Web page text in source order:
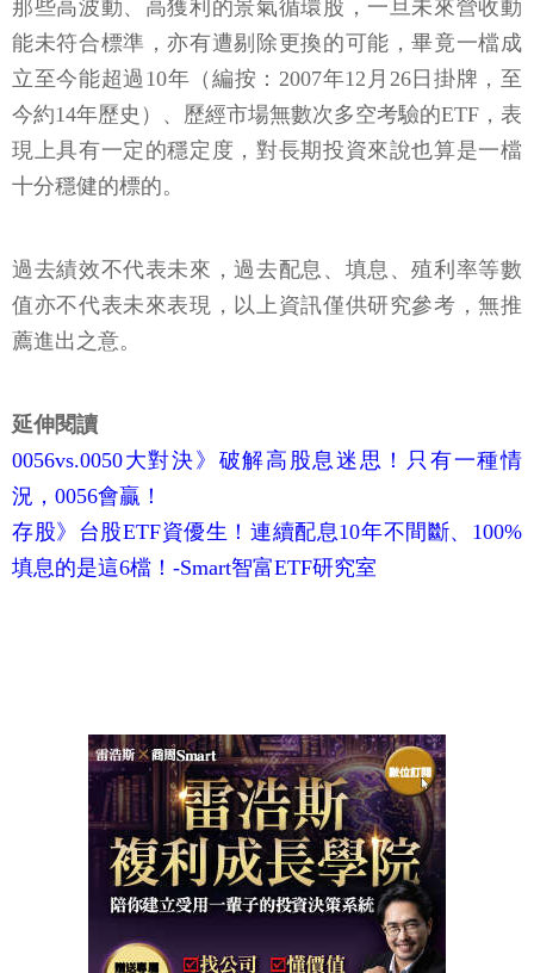
那些高波動、高獲利的景氣循環股，一旦未來營收動
能未符合標準，亦有遭剔除更換的可能，畢竟一檔成
立至今能超過10年（編按：2007年12月26日掛牌，至
今約14年歷史）、歷經市場無數次多空考驗的ETF，表
現上具有一定的穩定度，對長期投資來說也算是一檔
十分穩健的標的。
過去績效不代表未來，過去配息、填息、殖利率等數
值亦不代表未來表現，以上資訊僅供研究參考，無推
薦進出之意。
延伸閱讀
0056vs.0050大對決》破解高股息迷思！只有一種情
況，0056會贏！
存股》台股ETF資優生！連續配息10年不間斷、100%
填息的是這6檔！-Smart智富ETF研究室